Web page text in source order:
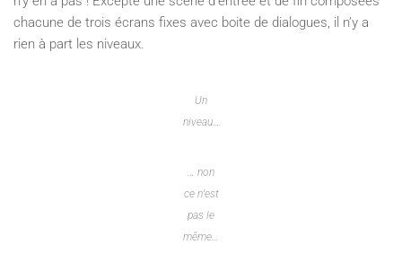
chacune de trois écrans fixes avec boite de dialogues, il n’y a
rien à part les niveaux.
Un
niveau…
… non
ce n’est
pas le
même…